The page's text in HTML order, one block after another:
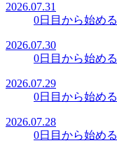
2026.07.31
0日目から始め
2026.07.30
0日目から始め
2026.07.29
0日目から始め
2026.07.28
0日目から始め